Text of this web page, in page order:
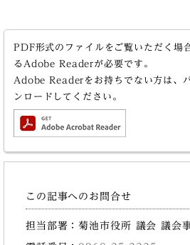
PDF形式のファイルをご覧いただく場
るAdobe Readerが必要です。
Adobe Readerをお持ちでない方は、
ンロードしてください。
この記事へのお問合せ
担当部署：菊池市役所 議会 議会